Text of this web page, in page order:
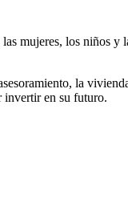
mujeres, los niños
la
invertir en su futuro.